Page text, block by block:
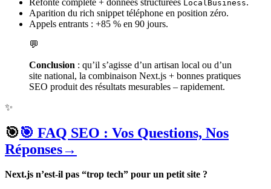
LocalBusiness
Aparition du rich snippet téléphone en position zéro.
Appels entrants : +85 % en 90 jours.
💬
Conclusion : qu’il s’agisse d’un artisan local ou d’un
site national, la combinaison Next.js + bonnes pratiques
SEO produit des résultats mesurables – rapidement.
✨
🎯🎯 FAQ SEO : Vos Questions, Nos
Réponses→
Next.js n’est-il pas “trop tech” pour un petit site ?